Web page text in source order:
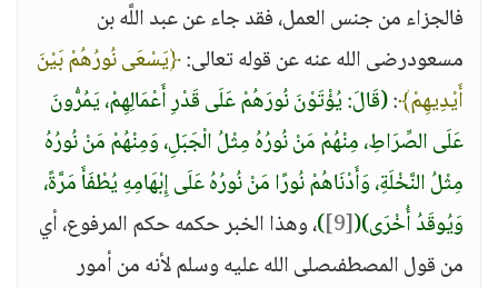
فالجزاء من جنس العمل، فقد جاء عن عبد اللَّه بن
مسعودرضى الله عنه عن قوله تعالى:﴿يَسْعَى نُورُهُمْ بَيْنَ
أَيْدِيهِمْ﴾:(قَالَ: يُؤْتَوْنَ نُورَهُمْ عَلَى قَدْرِ أَعْمَالِهِمْ، يَمُرُّونَ
عَلَى الصِّرَاطِ، مِنْهُمْ مَنْ نُورُهُ مِثْلُ الْجَبَلِ، وَمِنْهُمْ مَنْ نُورُهُ
مِثْلُ النَّخْلَةِ، وَأَدْنَاهُمْ نُورًا مَنْ نُورُهُ عَلَى إِبْهَامِهِ يُطْفَأَ مَرَّةً،
وَيُوقَدُ أُخْرَى)(
[9]
)، وهذا الخبر حكمه حكم المرفوع، أي
من قول المصطفىصلى الله عليه وسلم لأنه من أمور